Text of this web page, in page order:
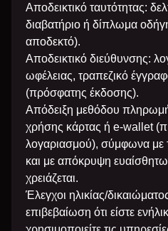
Αποδεικτικό ταυτότητας:
διαβατήριο ή δίπλωμα
αποδεκτό).
Αποδεικτικό διεύθυνσης:
ωφέλειας, τραπεζικό
(πρόσφατης έκδοσης).
Απόδειξη μεθόδου
χρήσης κάρτας ή e-wallet
λογαριασμού), σύμφωνα με
και με απόκρυψη
χρειάζεται.
Έλεγχοι ηλικίας/
επιβεβαίωση ότι είστε